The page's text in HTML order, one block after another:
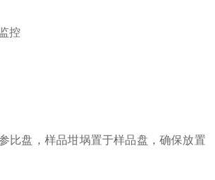
控
盘，样品坩埚置于样品盘，确保放置